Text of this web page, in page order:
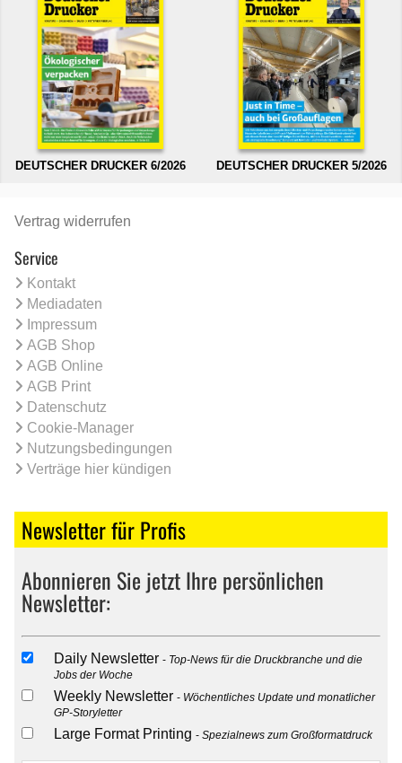
DEUTSCHER DRUCKER 6/2026 DEUTSCHER DRUCKER 5/2026
Vertrag widerrufen
Service
Kontakt
Mediadaten
Impressum
AGB Shop
AGB Online
AGB Print
Datenschutz
Cookie-Manager
Nutzungsbedingungen
Verträge hier kündigen
Newsletter für Profis
Abonnieren Sie jetzt Ihre persönlichen
Newsletter:
Daily Newsletter
Top-News für die Druckbranche und die
Jobs der Woche
Weekly Newsletter
Wöchentliches Update und monatlicher
GP-Storyletter
Large Format Printing Spezialnews zum Großformatdruck